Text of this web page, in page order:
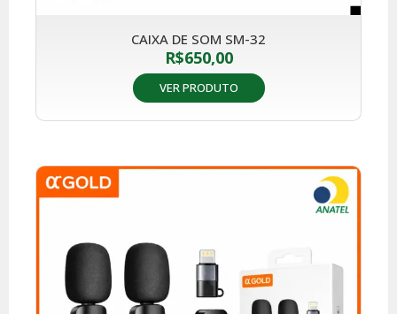
CAIXA DE SOM SM-32
R$650,00
VER PRODUTO